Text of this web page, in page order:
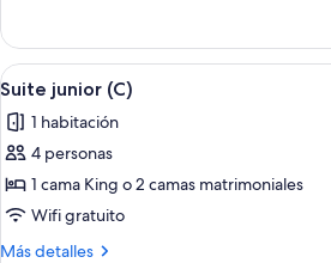
habitaciones
(U)
junior,
habitaciones
Abrir
todas
las
fotos
de
Suite
junior
4
Suite junior (C)
1 habitación
4 personas
1 cama King o 2 camas matrimoniales
Wifi gratuito
Más detalles
Más